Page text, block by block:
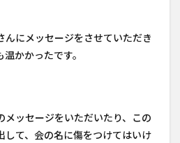
んにメッセージをさせていただき
かかったです。
メッセージをいただいたり、この
して、会の名に傷をつけてはいけ